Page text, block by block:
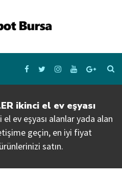
ikinci el ev eşyası
ev eşyası alanlar yada alan
geçin, en iyi fiyat
satın.